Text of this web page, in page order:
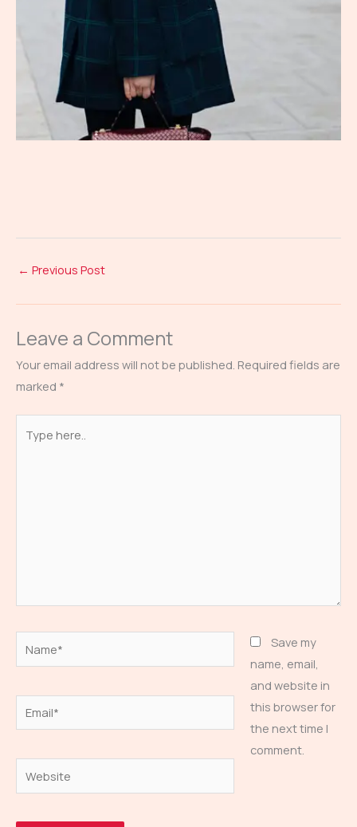
← Previous Post
Leave a Comment
Your email address will not be published. Required fields are
marked *
here..
Save my
name, email,
and website in
this browser for
the next time I
comment.